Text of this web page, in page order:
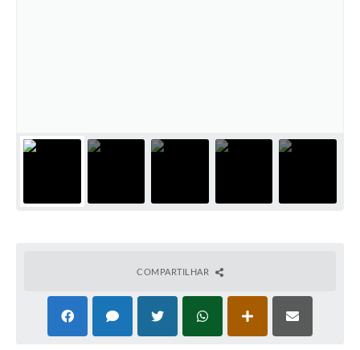
COMPARTILHAR